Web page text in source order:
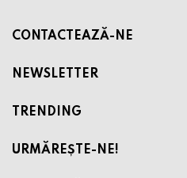
CONTACTEAZĂ-NE
NEWSLETTER
TRENDING
URMĂREȘTE-NE!